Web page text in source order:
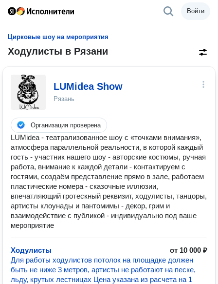
Войти
Цирковые шоу на мероприятия
Ходулисты в Рязани
LUMidea Show
Рязань
Организация проверена
LUMidea - театрализованное шоу с «точками внимания»,
атмосфера параллельной реальности, в которой каждый
гость - участник нашего шоу - авторские костюмы, ручная
работа, внимание к каждой детали - контактируем с
гостями, создаём представление прямо в зале, работаем
пластические номера - сказочные иллюзии,
впечатляющий гротескный реквизит, ходулисты, танцоры,
артисты клоунады и пантомимы - декор, грим и
взаимодействие с публикой - индивидуально под ваше
мероприятие
Ходулисты
от 10 000 ₽
Для работы ходулистов потолок на площадке должен
быть не ниже 3 метров, артисты не работают на песке,
льду, крутых лестницах Цена указана из расчета на 1